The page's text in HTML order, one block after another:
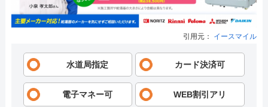
引用元： イースマイル
水道局指定 カード決済可
電子マネー可 WEB割引アリ